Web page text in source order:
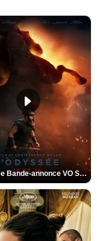
L'Odyssée Bande-annonce VO STFR